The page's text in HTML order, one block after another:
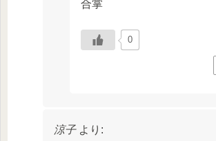
合掌
0
涼子 より: